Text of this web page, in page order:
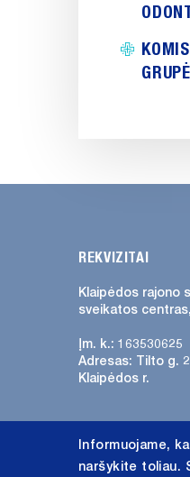
REKVIZITAI
Klaipėdos rajono
sveikatos
Įm. k.: 163530625
Adresas: Tilto g.
Klaipėdos r.
Informuojame,
naršykite toliau.